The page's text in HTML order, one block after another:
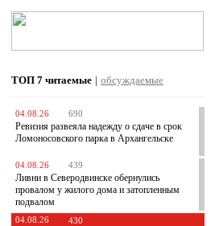
ТОП 7 читаемые | обсуждаемые
04.08.26 690
Ревизия развеяла надежду о сдаче в срок
Ломоносовского парка в Архангельске
04.08.26 439
Ливни в Северодвинске обернулись
провалом у жилого дома и затопленным
подвалом
04.08.26 430